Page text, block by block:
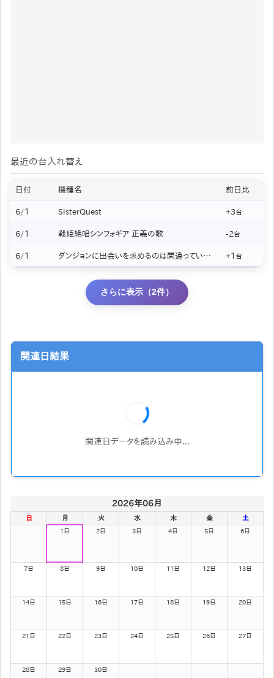
最近の台入れ替え
日付 機種名 前日比
6/1 SisterQuest +3台
6/1 戦姫絶唱シンフォギア 正義の歌 -2台
6/1 ダンジョンに出会いを求めるのは間違っているだろうか2 +1 台
さらに表示（2件）
関連日結果
関連日データを読み込み中...
2026年06月
日 月 火 水 木 金 土
1日 2日 3日 4日 5日 6日
7日 8日 9日 10日 11日 12日 13日
14日 15日 16日 17日 18日 19日 20日
21日 22日 23日 24日 25日 26日 27日
28日 29日 30日